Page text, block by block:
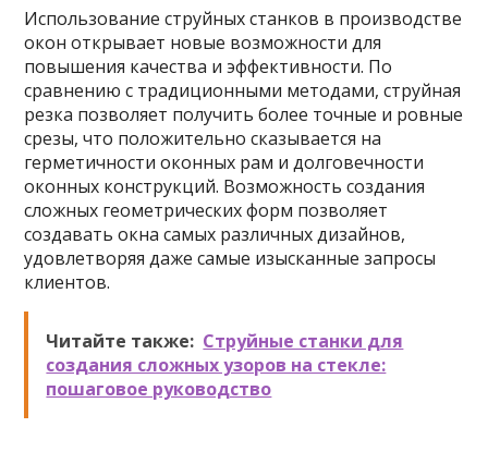
Использование струйных станков в производстве
окон открывает новые возможности для
повышения качества и эффективности. По
сравнению с традиционными методами, струйная
резка позволяет получить более точные и ровные
срезы, что положительно сказывается на
герметичности оконных рам и долговечности
оконных конструкций. Возможность создания
сложных геометрических форм позволяет
создавать окна самых различных дизайнов,
удовлетворяя даже самые изысканные запросы
клиентов.
Читайте также: Струйные станки для
создания сложных узоров на стекле:
пошаговое руководство